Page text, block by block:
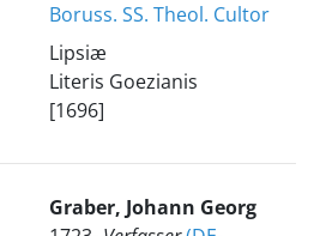
Boruss. SS. Theol. Cultor
Lipsiæ
Literis Goezianis
[1696]
Graber, Johann Georg